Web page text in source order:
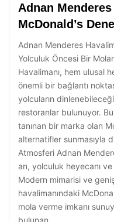
Adnan Menderes
McDonald’s
Adnan Menderes
Yolculuk Öncesi Bir
Havalimanı, hem ulusal
önemli bir bağlantı
yolcuların
restoranlar bulunuyor.
tanınan bir marka olan
alternatifler sunmasıyla
Atmosferi Adnan
an, yolculuk heyecanı
Modern mimarisi ve
havalimanındaki
mola verme imkanı
bulunan…